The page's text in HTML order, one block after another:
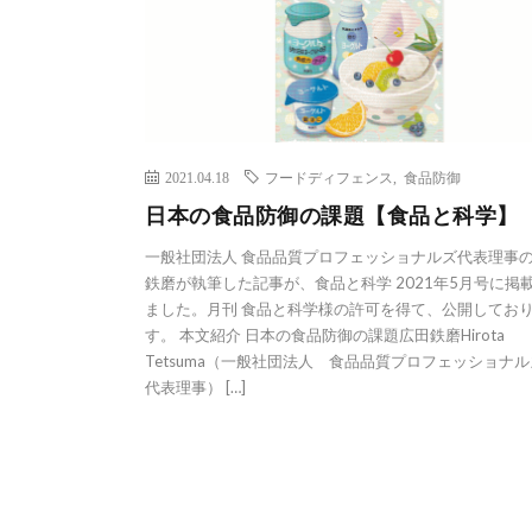
2021.04.18 フードディフェンス 食品防御
日本の食品防御の課題【食品と科学】
一般社団法人 食品品質プロフェッショナルズ代表理事
鉄磨が執筆した記事が、食品と科学 2021年5月号に掲
ました。月刊 食品と科学様の許可を得て、公開してお
す。 本文紹介 日本の食品防御の課題広田鉄磨Hirota
Tetsuma（一般社団法人 食品品質プロフェッショナ
代表理事） […]